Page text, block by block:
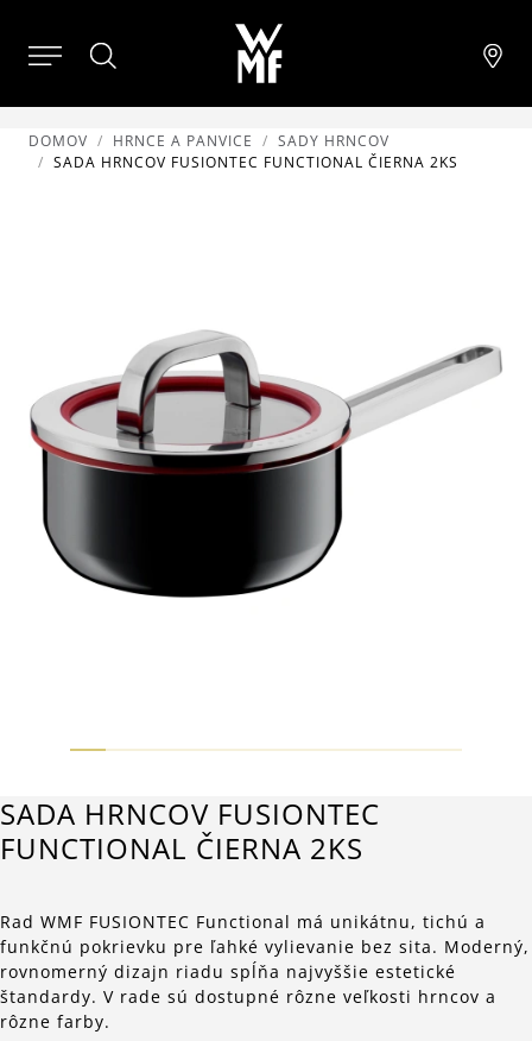
DOMOV HRNCE A PANVICE
SADY HRNCOV
SADA HRNCOV FUSIONTEC FUNCTIONAL ČIERNA 2KS
SADA HRNCOV FUSIONTEC
FUNCTIONAL ČIERNA 2KS
Rad WMF FUSIONTEC Functional má unikátnu, tichú a
funkčnú pokrievku pre ľahké vylievanie bez sita. Moderný,
rovnomerný dizajn riadu spĺňa najvyššie estetické
štandardy. V rade sú dostupné rôzne veľkosti hrncov a
rôzne farby.